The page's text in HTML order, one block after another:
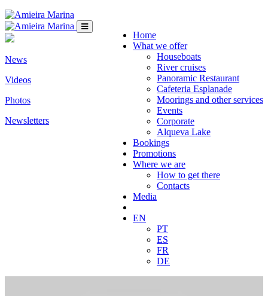
Home
What we offer
Houseboats
River cruises
Panoramic Restaurant
Cafeteria Esplanade
Moorings and other services
Events
Corporate
Alqueva Lake
Bookings
Promotions
Where we are
How to get there
Contacts
Media
EN
PT
ES
FR
DE
News
Videos
Photos
Newsletters